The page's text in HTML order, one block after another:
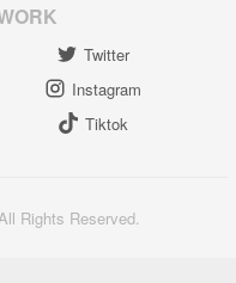
Twitter
Instagram
Tiktok
Rights Reserved.